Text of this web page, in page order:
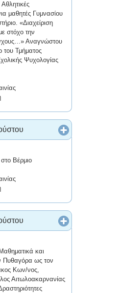
μαθητές Γυμνασίου
«Διαχείριση
στόχο την
Αναγνώστου
του Τμήματος
Ψυχολογίας
Βέρμιο
και
Πυθαγόρα ως τον
Κων/νος,
Αιτωλοακαρνανίας